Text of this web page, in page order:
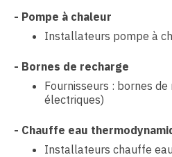
- Pompe à chaleur
Installateurs pompe à
- Bornes de recharge
Fournisseurs : bornes
électriques)
- Chauffe eau
Installateurs chauffe